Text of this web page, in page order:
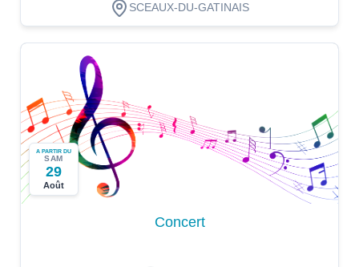
SCEAUX-DU-GATINAIS
A PARTIR DU
SAM
29
Août
Concert